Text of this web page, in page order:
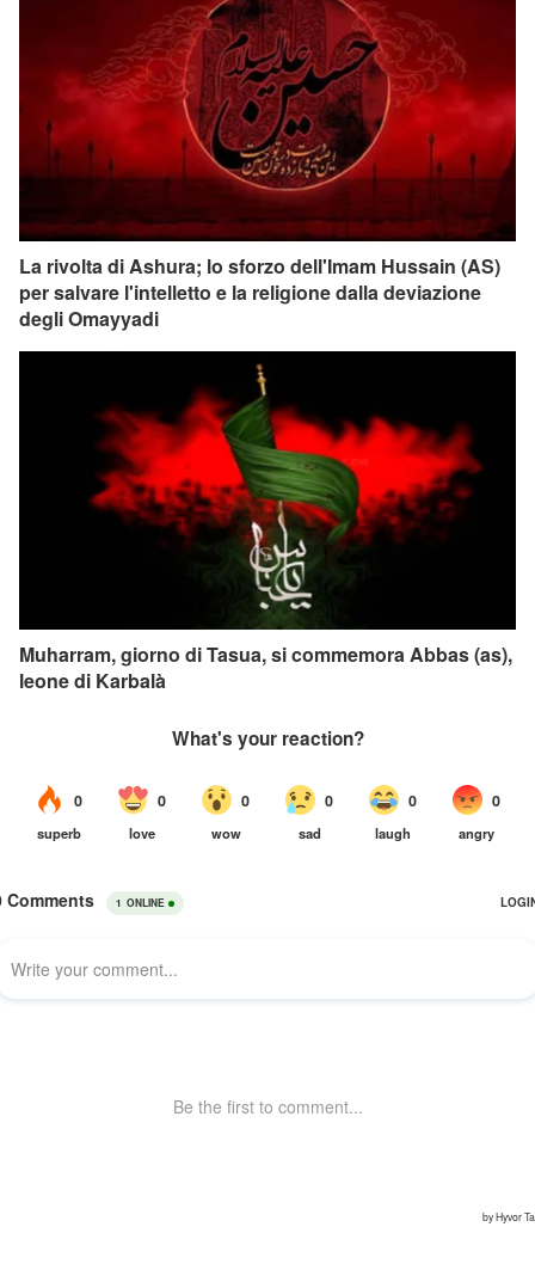
La rivolta di Ashura; lo sforzo dell'Imam Hussain (AS)
per salvare l'intelletto e la religione dalla deviazione
degli Omayyadi
Muharram, giorno di Tasua, si commemora Abbas (as),
leone di Karbalà